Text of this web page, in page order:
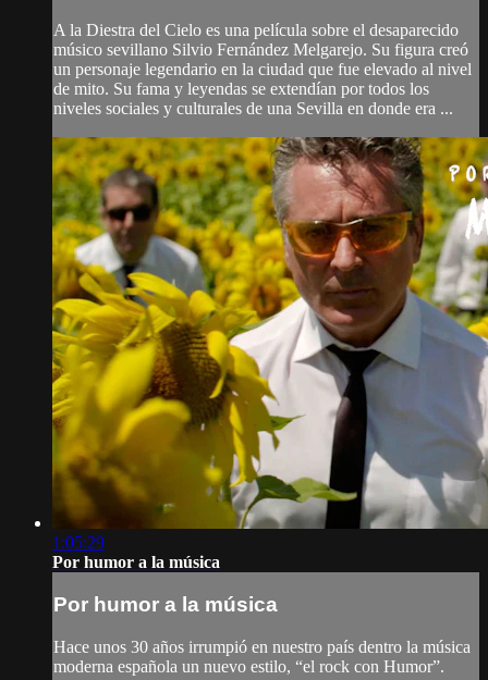
A la Diestra del Cielo es una película sobre el desaparecido
músico sevillano Silvio Fernández Melgarejo. Su figura creó
un personaje legendario en la ciudad que fue elevado al nivel
de mito. Su fama y leyendas se extendían por todos los
niveles sociales y culturales de una Sevilla en donde era ...
1:05:29
Por humor a la música
Por humor a la música
Hace unos 30 años irrumpió en nuestro país dentro la música
moderna española un nuevo estilo, “el rock con Humor”.